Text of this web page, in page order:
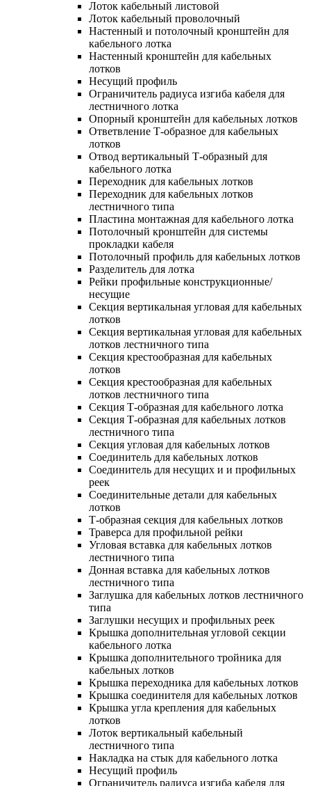
Лоток кабельный листовой
Лоток кабельный проволочный
Настенный и потолочный кронштейн для
кабельного лотка
Настенный кронштейн для кабельных
лотков
Несущий профиль
Ограничитель радиуса изгиба кабеля для
лестничного лотка
Опорный кронштейн для кабельных лотков
Ответвление Т-образное для кабельных
лотков
Отвод вертикальный Т-образный для
кабельного лотка
Переходник для кабельных лотков
Переходник для кабельных лотков
лестничного типа
Пластина монтажная для кабельного лотка
Потолочный кронштейн для системы
прокладки кабеля
Потолочный профиль для кабельных лотков
Разделитель для лотка
Рейки профильные конструкционные/
несущие
Секция вертикальная угловая для кабельных
лотков
Секция вертикальная угловая для кабельных
лотков лестничного типа
Секция крестообразная для кабельных
лотков
Секция крестообразная для кабельных
лотков лестничного типа
Секция Т-образная для кабельного лотка
Секция Т-образная для кабельных лотков
лестничного типа
Секция угловая для кабельных лотков
Соединитель для кабельных лотков
Соединитель для несущих и и профильных
реек
Соединительные детали для кабельных
лотков
Т-образная секция для кабельных лотков
Траверса для профильной рейки
Угловая вставка для кабельных лотков
лестничного типа
Донная вставка для кабельных лотков
лестничного типа
Заглушка для кабельных лотков лестничного
типа
Заглушки несущих и профильных реек
Крышка дополнительная угловой секции
кабельного лотка
Крышка дополнительного тройника для
кабельных лотков
Крышка переходника для кабельных лотков
Крышка соединителя для кабельных лотков
Крышка угла крепления для кабельных
лотков
Лоток вертикальный кабельный
лестничного типа
Накладка на стык для кабельного лотка
Несущий профиль
Ограничитель радиуса изгиба кабеля для